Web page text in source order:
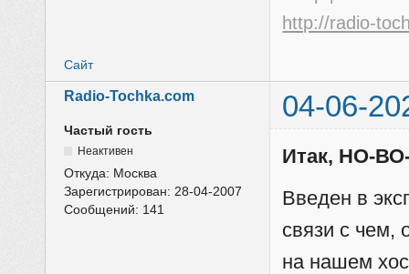
http://radio-
Сайт
Radio-Tochka.com 04-06-
Частый гость
Неактивен
Откуда: Москва
Зарегистрирован:28-04-2007
Сообщений: 141
Итак, НО-
Введен в
связи с чем,
на нашем